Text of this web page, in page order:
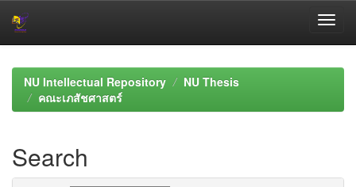
navigationNU Intellectual Repository
NU Thesis
คณะเภสัชศาสตร์
Search